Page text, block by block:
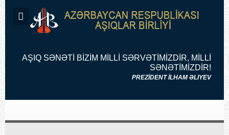
AŞIQ SƏNƏTİ BİZİM MİLLİ SƏRVƏTİMİZDİR, MİLLİ
SƏNƏTİMİZDİR!
PREZİDENT İLHAM ƏLIYEV